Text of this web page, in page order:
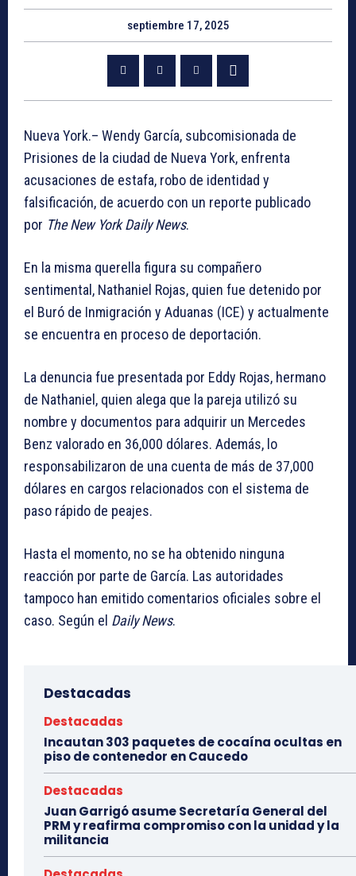
septiembre 17, 2025
Nueva York.– Wendy García, subcomisionada de
Prisiones de la ciudad de Nueva York, enfrenta
acusaciones de estafa, robo de identidad y
falsificación, de acuerdo con un reporte publicado
por The New York Daily News.
En la misma querella figura su compañero
sentimental, Nathaniel Rojas, quien fue detenido por
el Buró de Inmigración y Aduanas (ICE) y actualmente
se encuentra en proceso de deportación.
La denuncia fue presentada por Eddy Rojas, hermano
de Nathaniel, quien alega que la pareja utilizó su
nombre y documentos para adquirir un Mercedes
Benz valorado en 36,000 dólares. Además, lo
responsabilizaron de una cuenta de más de 37,000
dólares en cargos relacionados con el sistema de
paso rápido de peajes.
Hasta el momento, no se ha obtenido ninguna
reacción por parte de García. Las autoridades
tampoco han emitido comentarios oficiales sobre el
caso. Según el Daily News.
Destacadas
Destacadas
Incautan 303 paquetes de cocaína ocultas en
piso de contenedor en Caucedo
Destacadas
Juan Garrigó asume Secretaría General del
PRM y reafirma compromiso con la unidad y la
militancia